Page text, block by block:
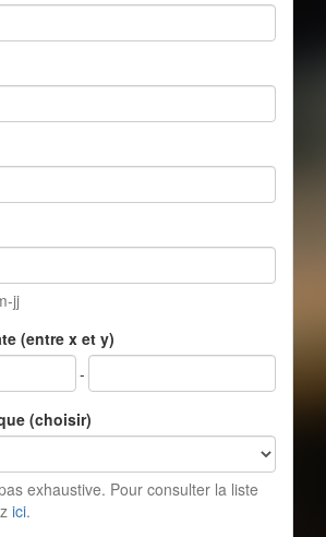
jj
(entre x et y)
-
(choisir)
exhaustive. Pour consulter la liste
ici.